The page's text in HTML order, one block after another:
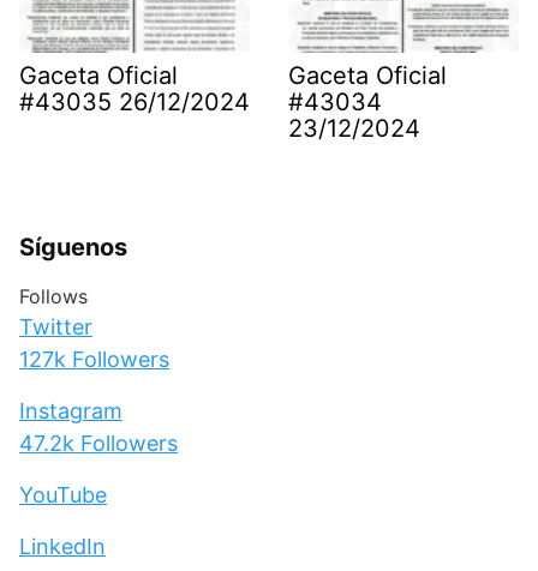
Gaceta Oficial
#43035 26/12/2024
Gaceta Oficial
#43034
23/12/2024
Síguenos
Follows
Twitter
127k Followers
Instagram
47.2k Followers
YouTube
LinkedIn